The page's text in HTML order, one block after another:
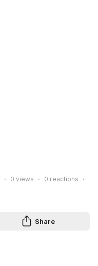
0 views 0 reactions
Share